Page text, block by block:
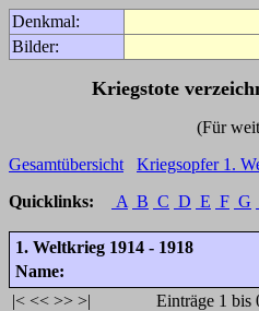
Denkmal:
Bilder:
Kriegstote
(Für weitere Angaben
Gesamtübersicht
Kriegsopfer 1.
Quicklinks:
A B C D E F G
1. Weltkrieg 1914 - 1918
Name:
|< << >> >| Einträge 1 bis